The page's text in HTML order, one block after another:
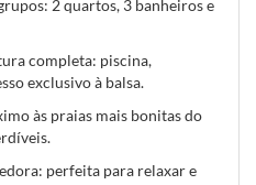
2 quartos, 3 banheiros e
completa: piscina,
exclusivo à balsa.
às praias mais bonitas do
perfeita para relaxar e